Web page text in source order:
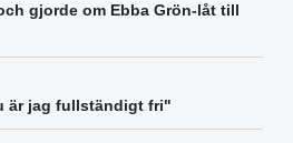
gjorde om Ebba Grön-låt till
är jag fullständigt fri"